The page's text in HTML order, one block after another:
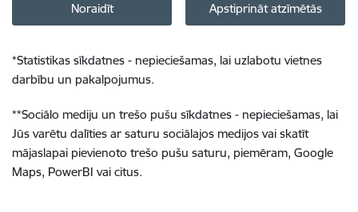
Noraidīt Apstiprināt atzīmētās
*Statistikas sīkdatnes - nepieciešamas, lai uzlabotu vietnes
darbību un pakalpojumus.
**Sociālo mediju un trešo pušu sīkdatnes - nepieciešamas, lai
Jūs varētu dalīties ar saturu sociālajos medijos vai skatīt
mājaslapai pievienoto trešo pušu saturu, piemēram, Google
Maps, PowerBI vai citus.